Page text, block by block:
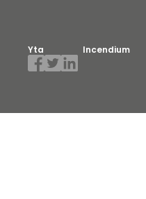
Incendium
Yta